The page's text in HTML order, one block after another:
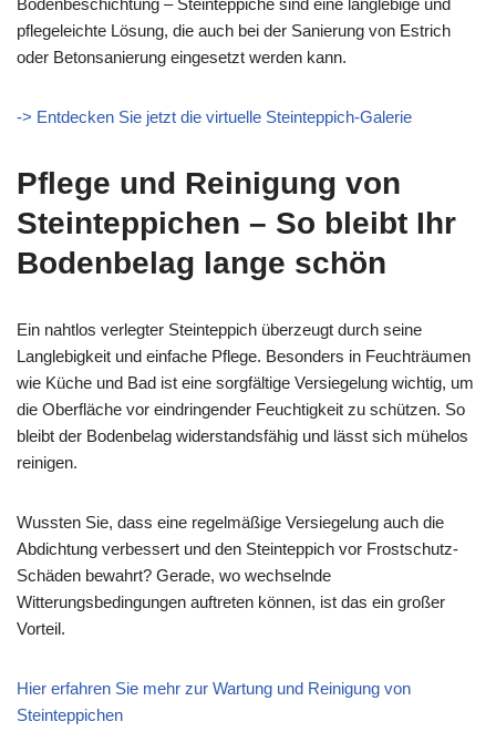
Bodenbeschichtung – Steinteppiche sind eine langlebige und
pflegeleichte Lösung, die auch bei der Sanierung von Estrich
oder Betonsanierung eingesetzt werden kann.
-> Entdecken Sie jetzt die virtuelle Steinteppich-Galerie
Pflege und Reinigung von
Steinteppichen – So bleibt Ihr
Bodenbelag lange schön
Ein nahtlos verlegter Steinteppich überzeugt durch seine
Langlebigkeit und einfache Pflege. Besonders in Feuchträumen
wie Küche und Bad ist eine sorgfältige Versiegelung wichtig, um
die Oberfläche vor eindringender Feuchtigkeit zu schützen. So
bleibt der Bodenbelag widerstandsfähig und lässt sich mühelos
reinigen.
Wussten Sie, dass eine regelmäßige Versiegelung auch die
Abdichtung verbessert und den Steinteppich vor Frostschutz-
Schäden bewahrt? Gerade, wo wechselnde
Witterungsbedingungen auftreten können, ist das ein großer
Vorteil.
Hier erfahren Sie mehr zur Wartung und Reinigung von
Steinteppichen